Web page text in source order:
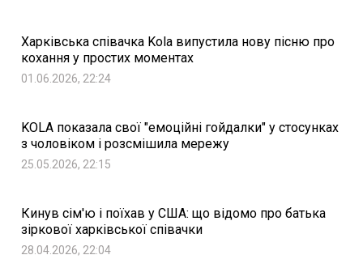
Харківська співачка Kola випустила нову пісню про
кохання у простих моментах
01.06.2026, 22:24
KOLA показала свої "емоційні гойдалки" у стосунках
з чоловіком і розсмішила мережу
25.05.2026, 22:15
Кинув сім'ю і поїхав у США: що відомо про батька
зіркової харківської співачки
28.04.2026, 22:04